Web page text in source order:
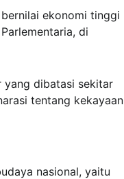
ekonomi tinggi
di
yang dibatasi sekitar
tentang kekayaan
nasional, yaitu